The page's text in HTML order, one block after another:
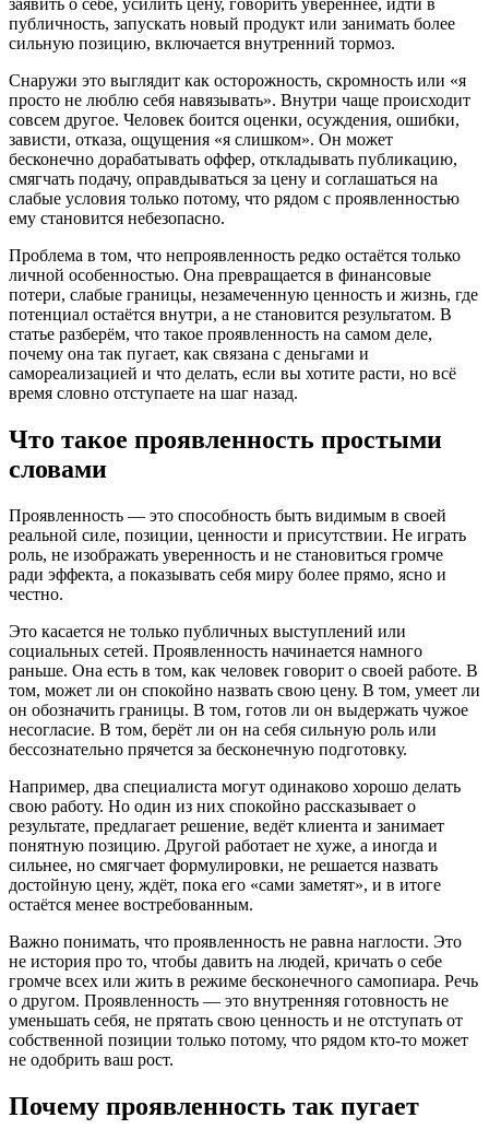
публичность, запускать новый продукт или занимать более
сильную позицию, включается внутренний тормоз.
Снаружи это выглядит как осторожность, скромность или «я
просто не люблю себя навязывать». Внутри чаще происходит
совсем другое. Человек боится оценки, осуждения, ошибки,
зависти, отказа, ощущения «я слишком». Он может
бесконечно дорабатывать оффер, откладывать публикацию,
смягчать подачу, оправдываться за цену и соглашаться на
слабые условия только потому, что рядом с проявленностью
ему становится небезопасно.
Проблема в том, что непроявленность редко остаётся только
личной особенностью. Она превращается в финансовые
потери, слабые границы, незамеченную ценность и жизнь, где
потенциал остаётся внутри, а не становится результатом. В
статье разберём, что такое проявленность на самом деле,
почему она так пугает, как связана с деньгами и
самореализацией и что делать, если вы хотите расти, но всё
время словно отступаете на шаг назад.
Что такое проявленность простыми
словами
Проявленность — это способность быть видимым в своей
реальной силе, позиции, ценности и присутствии. Не играть
роль, не изображать уверенность и не становиться громче
ради эффекта, а показывать себя миру более прямо, ясно и
честно.
Это касается не только публичных выступлений или
социальных сетей. Проявленность начинается намного
раньше. Она есть в том, как человек говорит о своей работе. В
том, может ли он спокойно назвать свою цену. В том, умеет ли
он обозначить границы. В том, готов ли он выдержать чужое
несогласие. В том, берёт ли он на себя сильную роль или
бессознательно прячется за бесконечную подготовку.
Например, два специалиста могут одинаково хорошо делать
свою работу. Но один из них спокойно рассказывает о
результате, предлагает решение, ведёт клиента и занимает
понятную позицию. Другой работает не хуже, а иногда и
сильнее, но смягчает формулировки, не решается назвать
достойную цену, ждёт, пока его «сами заметят», и в итоге
остаётся менее востребованным.
Важно понимать, что проявленность не равна наглости. Это
не история про то, чтобы давить на людей, кричать о себе
громче всех или жить в режиме бесконечного самопиара. Речь
о другом. Проявленность — это внутренняя готовность не
уменьшать себя, не прятать свою ценность и не отступать от
собственной позиции только потому, что рядом кто-то может
не одобрить ваш рост.
Почему проявленность так пугает